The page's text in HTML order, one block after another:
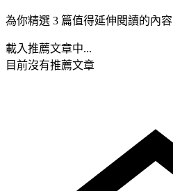
為你精選 3 篇值得延伸閱讀的內容
載入推薦文章中...
目前沒有推薦文章